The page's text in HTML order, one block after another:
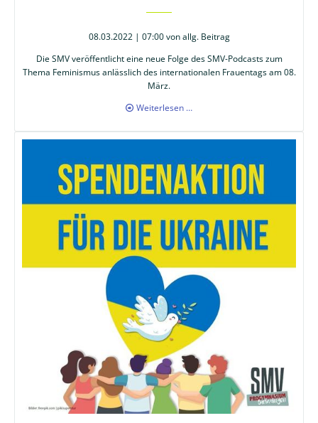
08.03.2022 | 07:00von allg. Beitrag
Die SMV veröffentlicht eine neue Folge des SMV-Podcasts zum
Thema Feminismus anlässlich des internationalen Frauentags am 08.
März.
Weiterlesen …SMV-
Folge